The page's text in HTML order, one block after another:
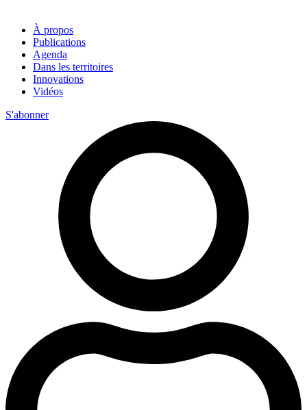
À propos
Publications
Agenda
Dans les territoires
Innovations
Vidéos
S'abonner